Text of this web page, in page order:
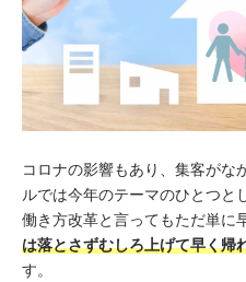
コロナの影響もあり、集客がな
ルでは今年のテーマのひとつと
働き方改革と言ってもただ単に
は落とさずむしろ上げて早く帰
す。